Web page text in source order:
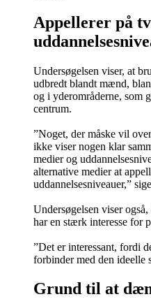
Appellerer på
Undersøgelsen viser, at
udbredt blandt mænd,
og i yderområderne, som
centrum.
”Noget, der måske vil
ikke viser nogen klar
medier og
alternative medier at
uddannelsesniveauer,”
Undersøgelsen viser
har en stærk interesse for
”Det er interessant, fordi
forbinder med den ideelle
Grund til at